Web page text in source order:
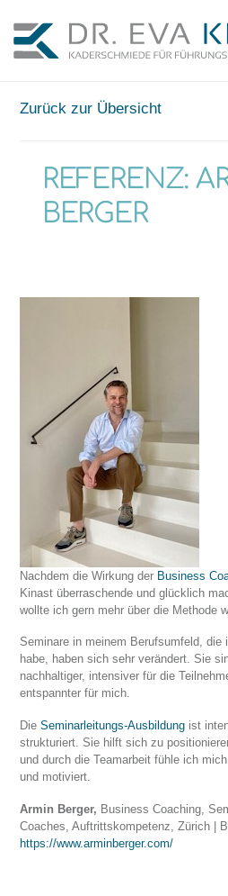
Zurück zur Übersicht
REFERENZ:
BERGER
Nachdem die Wirkung der Business
Kinast überraschende und glücklich
wollte ich gern mehr über die Methode
Seminare in meinem Berufsumfeld,
habe, haben sich sehr verändert. Sie
nachhaltiger, intensiver für die
entspannter für mich.
DieSeminarleitungs-Ausbildung ist
strukturiert. Sie hilft sich zu
und durch die Teamarbeit fühle ich
und motiviert.
Armin Berger, Business Coaching,
Coaches, Auftrittskompetenz, Zürich |
https://www.arminberger.com/